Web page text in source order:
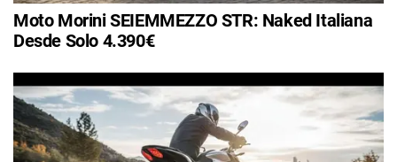
Moto Morini SEIEMMEZZO STR: Naked Italiana
Desde Solo 4.390€